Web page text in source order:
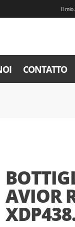
Il
CONTATTO
AVIOR